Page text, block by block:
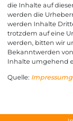
die Inhalte auf
werden die
werden Inhalte
trotzdem auf eine
werden, bitten wir
Bekanntwerden
Inhalte umgehend
Quelle: